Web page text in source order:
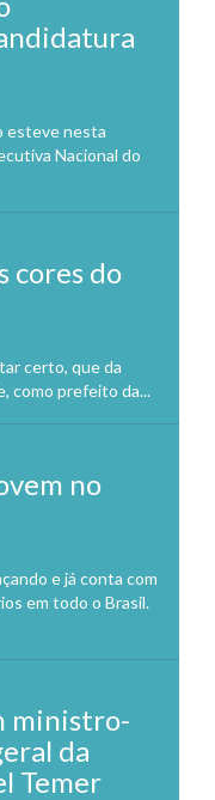
esteve nesta
Nacional do
cores do
certo, que da
como prefeito da...
no
e já conta com
em todo o Brasil.
ministro-
da
Temer